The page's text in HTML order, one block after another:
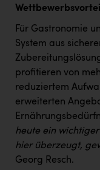
Für Gastronomie
System aus
profitieren von
reduziertem
erweiterten
heute ein
hier überzeugt,
Georg Resch.